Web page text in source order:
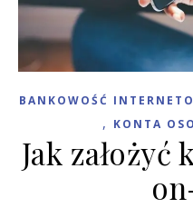
BANKOWOŚĆ
, KONTA
Jak